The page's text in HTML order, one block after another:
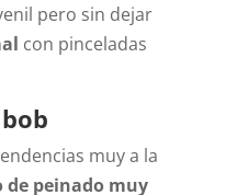
pero sin dejar
con pinceladas
muy a la
de peinado muy